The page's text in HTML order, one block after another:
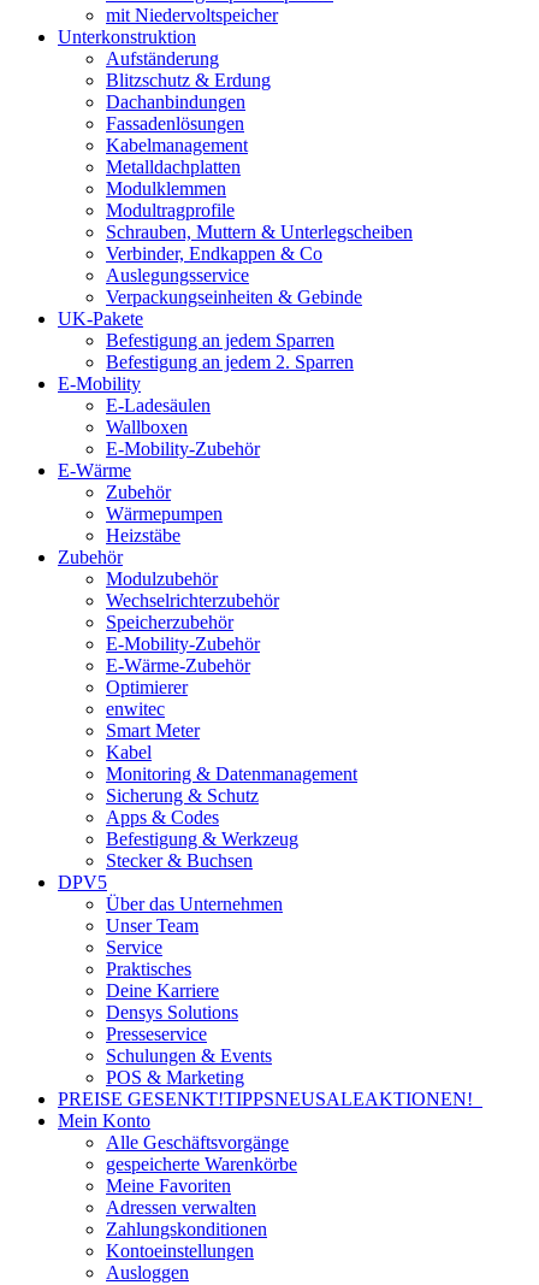
mit Niedervoltspeicher
Unterkonstruktion
Aufständerung
Blitzschutz & Erdung
Dachanbindungen
Fassadenlösungen
Kabelmanagement
Metalldachplatten
Modulklemmen
Modultragprofile
Schrauben, Muttern & Unterlegscheiben
Verbinder, Endkappen & Co
Auslegungsservice
Verpackungseinheiten & Gebinde
UK-Pakete
Befestigung an jedem Sparren
Befestigung an jedem 2. Sparren
E-Mobility
E-Ladesäulen
Wallboxen
E-Mobility-Zubehör
E-Wärme
Zubehör
Wärmepumpen
Heizstäbe
Zubehör
Modulzubehör
Wechselrichterzubehör
Speicherzubehör
E-Mobility-Zubehör
E-Wärme-Zubehör
Optimierer
enwitec
Smart Meter
Kabel
Monitoring & Datenmanagement
Sicherung & Schutz
Apps & Codes
Befestigung & Werkzeug
Stecker & Buchsen
DPV5
Über das Unternehmen
Unser Team
Service
Praktisches
Deine Karriere
Densys Solutions
Presseservice
Schulungen & Events
POS & Marketing
PREISE GESENKT!TIPPSNEUSALEAKTIONEN!
Mein Konto
Alle Geschäftsvorgänge
gespeicherte Warenkörbe
Meine Favoriten
Adressen verwalten
Zahlungskonditionen
Kontoeinstellungen
Ausloggen